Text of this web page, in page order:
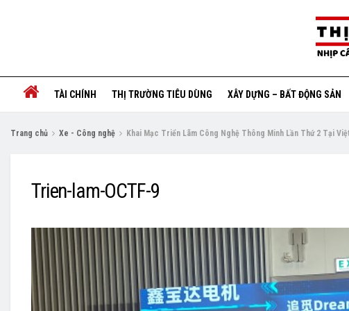
TÀI CHÍNH THỊ TRƯỜNG TIÊU DÙNG XÂY DỰNG – BẤT ĐỘNG SẢN
Trang chủ Xe - Công nghệ Khai Mạc Triển Lãm Công Nghệ Thông Minh Lần Thứ 2 Tại
Trien-lam-OCTF-9